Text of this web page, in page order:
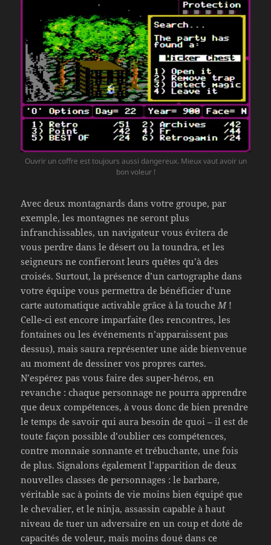
Ouvrir un coffre est toujours aussi dangereux. Mieux vaut avoir un
bon voleur !
Avec deux montagnards dans votre groupe, par
exemple, les montagnes ne seront plus
infranchissables, un navigateur vous évitera de
vous perdre dans le désert ou la toundra, et les
seigneurs ne confieront leurs quêtes qu’à des
croisés. Surtout, la présence d’un cartographe dans
votre équipe vous permettra de bénéficier d’une
carte automatique activable grâce à la toucheM!
Celle-ci est encore imparfaite (les rencontres, les
fontaines ou les événements n’apparaissent pas
dessus), mais saura représenter une aide bienvenue
au moment de dessiner vos propres cartes.
N’espérez pas vous faire des super-héros, en
revanche : chaque personnage ne pourra apprendre
que deux compétences, à vous donc de bien prendre
le temps de savoir qui aura besoin de quoi – il est de
toute façon possible d’oublier ces compétences,
contre monnaie sonnante et trébuchante, une fois
de plus. Signalons également l’apparition de deux
nouvelles classes de personnages : le barbare,
véritable sac à points de vie moins bien équipé que
le chevalier, et le ninja, assassin capable à haut
niveau de tuer un adversaire en un coup et doté de
capacités de voleur, mais moins doué dans ce